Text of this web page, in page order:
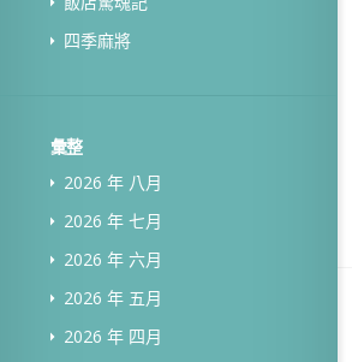
四季麻將
彙整
2026 年 八月
2026 年 七月
2026 年 六月
2026 年 五月
2026 年 四月